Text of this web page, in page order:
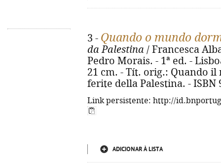
3 - Quando o mundo
da Palestina / Francesca
Pedro Morais. - 1ª ed. -
21 cm. - Tít. orig.: Quando
ferite della Palestina. - ISBN
Link persistente: http://
ADICIONAR À LISTA